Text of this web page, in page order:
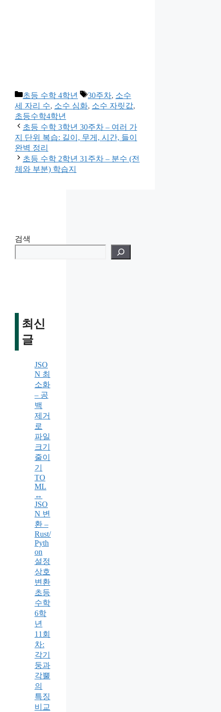
카
테
고
리
초등 수학 4학년
태
그
30주차, 소수
세 자리 수, 소수 심화, 소수 자릿값,
초등수학4학년
초등 수학 3학년 30주차 – 여러 가
지 단위 복습: 길이, 무게, 시간, 들이
완벽 정리
초등 수학 2학년 31주차 – 분수 (전
체와 부분) 학습지
검색
최신
글
JSO
N 최
소화
– 공
백
제거
로
파일
크기
줄이
기
TO
ML
↔
JSO
N 변
환 –
Rust/
Pyth
on
설정
상호
변환
초등
수학
6학
년
11회
차:
각기
둥과
각뿔
의
특징
비교